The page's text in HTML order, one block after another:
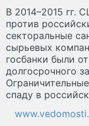
В 2014–2015 гг.
против
секторальные
сырьевых
госбанки были
долгосрочного
спаду в